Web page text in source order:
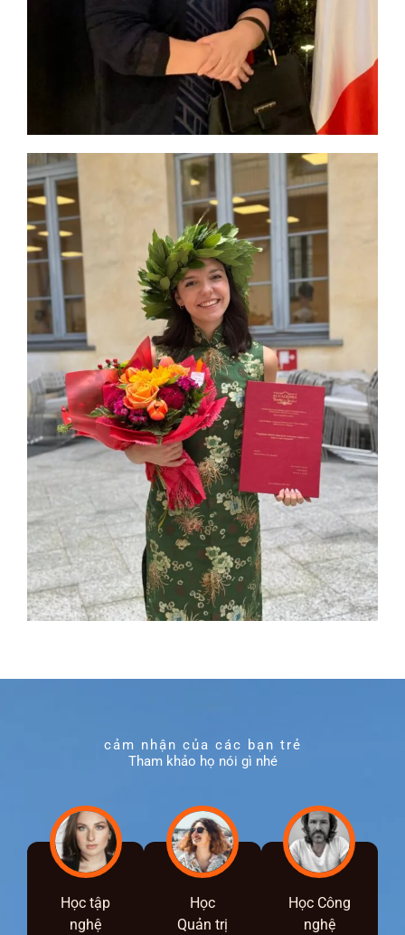
cảm nhận của các bạn trẻ
Tham khảo họ nói gì nhé
Học tập
nghệ
Học
Quản trị
Học Công
nghệ